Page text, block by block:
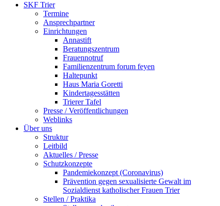
SKF Trier
Termine
Ansprechpartner
Einrichtungen
Annastift
Beratungszentrum
Frauennotruf
Familienzentrum forum feyen
Haltepunkt
Haus Maria Goretti
Kindertagesstätten
Trierer Tafel
Presse / Veröffentlichungen
Weblinks
Über uns
Struktur
Leitbild
Aktuelles / Presse
Schutzkonzepte
Pandemiekonzept (Coronavirus)
Prävention gegen sexualisierte Gewalt im
Sozialdienst katholischer Frauen Trier
Stellen / Praktika